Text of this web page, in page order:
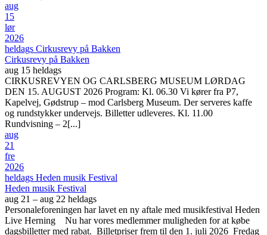
aug
15
lør
2026
heldags Cirkusrevy på Bakken
Cirkusrevy på Bakken
aug 15 heldags
CIRKUSREVYEN OG CARLSBERG MUSEUM LØRDAG
DEN 15. AUGUST 2026 Program: Kl. 06.30 Vi kører fra P7,
Kapelvej, Gødstrup – mod Carlsberg Museum. Der serveres kaffe
og rundstykker undervejs. Billetter udleveres. Kl. 11.00
Rundvisning – 2[...]
aug
21
fre
2026
heldags Heden musik Festival
Heden musik Festival
aug 21 – aug 22 heldags
Personaleforeningen har lavet en ny aftale med musikfestival Heden
Live Herning Nu har vores medlemmer muligheden for at købe
dagsbilletter med rabat. Billetpriser frem til den 1. juli 2026 Fredag